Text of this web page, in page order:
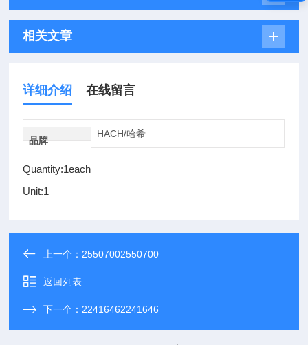
相关文章
详细介绍 在线留言
品牌
HACH/哈希
Quantity:1each
Unit:1
上一个： 25507002550700
返回列表
下一个： 22416462241646